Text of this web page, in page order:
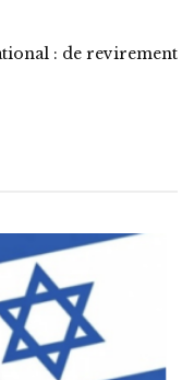
: de revirement